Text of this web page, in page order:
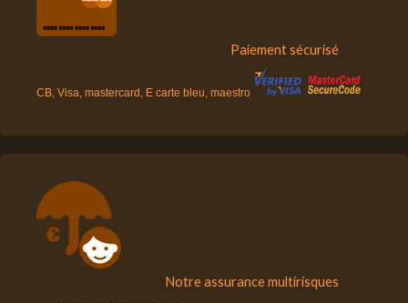
Paiement sécurisé
CB, Visa, mastercard, E carte bleu, maestro
Notre assurance multirisques